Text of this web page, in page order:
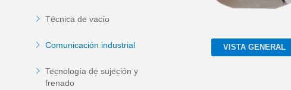
Técnica de vacío
Comunicación industrial
Tecnología de sujeción y
frenado
VISTA GENERAL